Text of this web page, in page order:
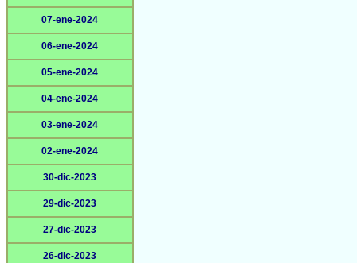
07-ene-2024
06-ene-2024
05-ene-2024
04-ene-2024
03-ene-2024
02-ene-2024
30-dic-2023
29-dic-2023
27-dic-2023
26-dic-2023